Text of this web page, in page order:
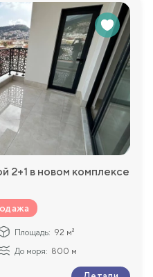
2+1 в новом комплексе
Площадь: 92 м²
До моря: 800 м